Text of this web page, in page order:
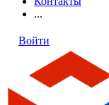
...
Войти